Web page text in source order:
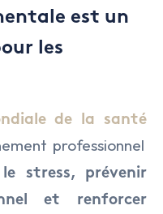
est un
les
de la santé
professionnel
stress, prévenir
et renforcer
& Data
Nucléaire